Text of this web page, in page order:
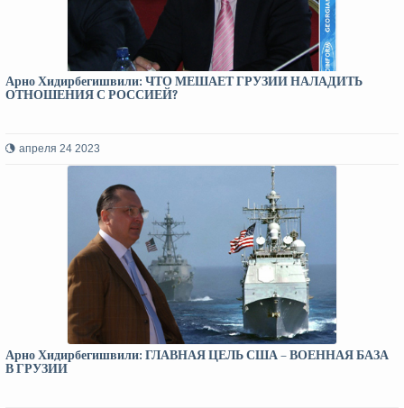
Арно Хидирбегишвили: ЧТО МЕШАЕТ ГРУЗИИ НАЛАДИТЬ
ОТНОШЕНИЯ С РОССИЕЙ?
апреля 24 2023
Арно Хидирбегишвили: ГЛАВНАЯ ЦЕЛЬ США – ВОЕННАЯ БАЗА
В ГРУЗИИ